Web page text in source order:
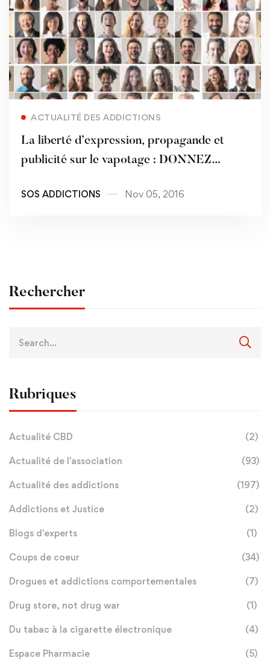
ACTUALITÉ DES ADDICTIONS
La liberté d’expression, propagande et
publicité sur le vapotage : DONNEZ
SOS ADDICTIONS Nov 05, 2016
Rechercher
Rubriques
Actualité CBD (2)
Actualité de l'association (93)
Actualité des addictions (197)
Addictions et Justice (2)
Blogs d'experts (1)
Coups de coeur (34)
Drogues et addictions comportementales (7)
Drug store, not drug war (1)
Du tabac à la cigarette électronique (4)
Espace Pharmacie (5)